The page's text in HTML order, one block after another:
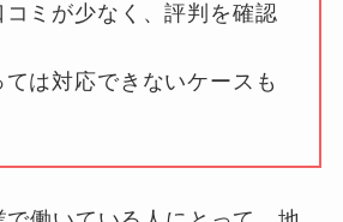
コミが少なく、評判を確認
は対応できないケースも